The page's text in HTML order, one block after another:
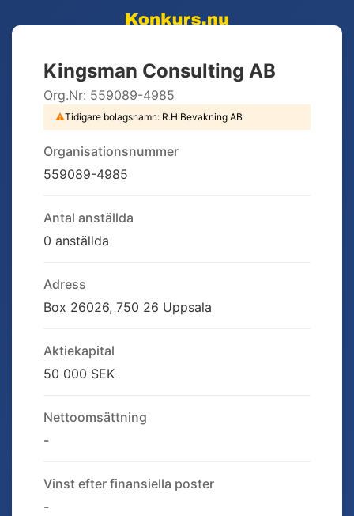
Kingsman Consulting AB
Org.Nr: 559089-4985
⚠Tidigare bolagsnamn: R.H Bevakning AB
Organisationsnummer
559089-4985
Antal anställda
0 anställda
Adress
Box 26026, 750 26 Uppsala
Aktiekapital
50 000 SEK
Nettoomsättning
-
Vinst efter finansiella poster
-